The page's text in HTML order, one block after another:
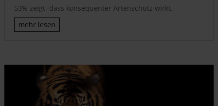
53% zeigt, dass konsequenter Artenschutz wirkt.
mehr lesen